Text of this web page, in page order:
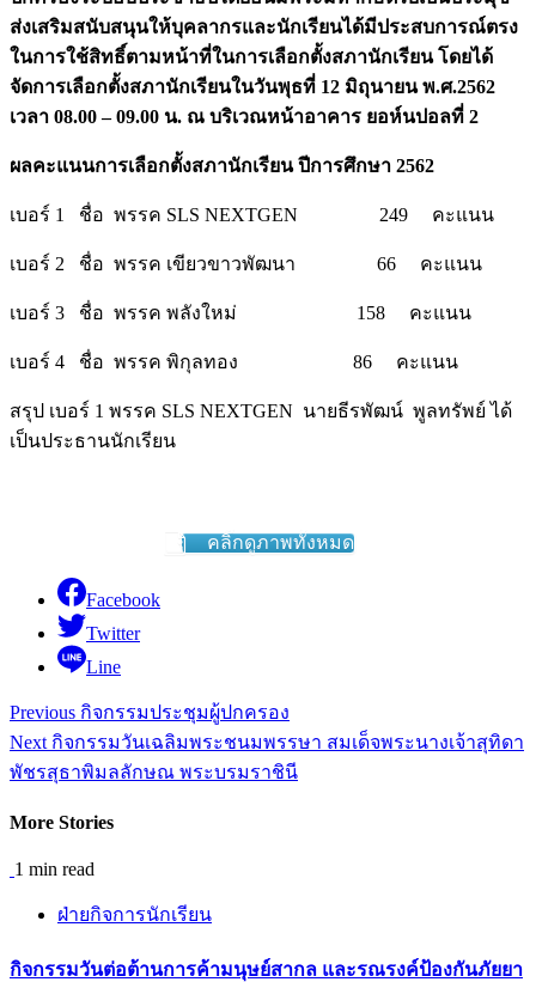
ส่งเสริมสนับสนุนให้บุคลากรและนักเรียนได้มีประสบการณ์ตรง
ในการใช้สิทธิ์ตามหน้าที่ในการเลือกตั้งสภานักเรียน โดยได้
จัดการเลือกตั้งสภานักเรียนในวันพุธที่ 12 มิถุนายน พ.ศ.2562
เวลา 08.00 – 09.00 น. ณ บริเวณหน้าอาคาร ยอห์นปอลที่ 2
ผลคะแนนการเลือกตั้งสภานักเรียน ปีการศึกษา 2562
เบอร์ 1 ชื่อ พรรค SLS NEXTGEN 249 คะแนน
เบอร์ 2 ชื่อ พรรค เขียวขาวพัฒนา 66 คะแนน
เบอร์ 3 ชื่อ พรรค พลังใหม่ 158 คะแนน
เบอร์ 4 ชื่อ พรรค พิกุลทอง 86 คะแนน
สรุป เบอร์ 1 พรรค SLS NEXTGEN นายธีรพัฒน์ พูลทรัพย์ ได้
เป็นประธานนักเรียน
คลิ๊กดูภาพทั้งหมด
Facebook
Twitter
Line
Continue
Reading
Previous กิจกรรมประชุมผู้ปกครอง
Next กิจกรรมวันเฉลิมพระชนมพรรษา สมเด็จพระนางเจ้าสุทิดา
พัชรสุธาพิมลลักษณ พระบรมราชินี
More Stories
1 min read
ฝ่ายกิจการนักเรียน
กิจกรรม​วันต่อต้านการค้ามนุษย์สากล และรณรงค์ป้องกันภัยยา